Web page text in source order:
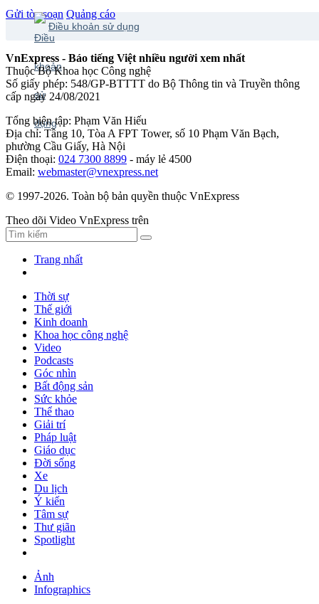
Gửi tòa soạn Quảng cáo
Điều khoản sử dụng
VnExpress - Báo tiếng Việt nhiều người xem nhất
Thuộc Bộ Khoa học Công nghệ
Số giấy phép: 548/GP-BTTTT do Bộ Thông tin và Truyền thông
cấp ngày 24/08/2021
Tổng biên tập: Phạm Văn Hiếu
Địa chỉ: Tầng 10, Tòa A FPT Tower, số 10 Phạm Văn Bạch,
phường Cầu Giấy, Hà Nội
Điện thoại: 024 7300 8899 - máy lẻ 4500
Email: webmaster@vnexpress.net
© 1997-2026. Toàn bộ bản quyền thuộc VnExpress
Theo dõi Video VnExpress trên
Trang nhất
Thời sự
Thế giới
Kinh doanh
Khoa học công nghệ
Video
Podcasts
Góc nhìn
Bất động sản
Sức khỏe
Thể thao
Giải trí
Pháp luật
Giáo dục
Đời sống
Xe
Du lịch
Ý kiến
Tâm sự
Thư giãn
Spotlight
Ảnh
Infographics